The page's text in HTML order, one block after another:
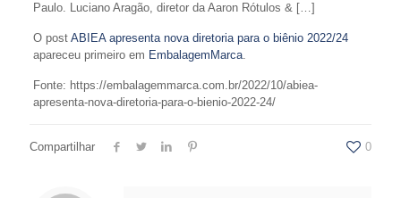
Paulo. Luciano Aragão, diretor da Aaron Rótulos & […]
O post ABIEA apresenta nova diretoria para o biênio 2022/24
apareceu primeiro em EmbalagemMarca.
Fonte: https://embalagemmarca.com.br/2022/10/abiea-
apresenta-nova-diretoria-para-o-bienio-2022-24/
Compartilhar 0